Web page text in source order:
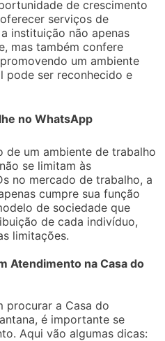
de crescimento
serviços de
instituição não apenas
mas também confere
um ambiente
pode ser reconhecido e
no WhatsApp
de um ambiente de trabalho
se limitam às
no mercado de trabalho, a
cumpre sua função
de sociedade que
de cada indivíduo,
limitações.
Atendimento na Casa do
procurar a Casa do
é importante se
Aqui vão algumas dicas: